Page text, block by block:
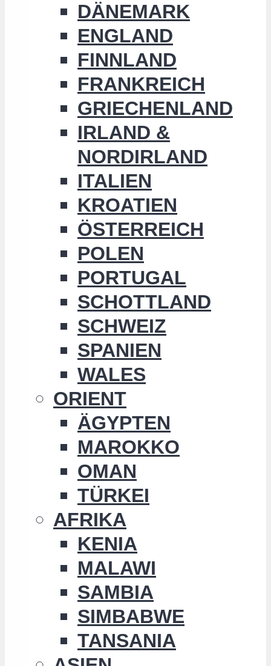
DÄNEMARK
ENGLAND
FINNLAND
FRANKREICH
GRIECHENLAND
IRLAND &
NORDIRLAND
ITALIEN
KROATIEN
ÖSTERREICH
POLEN
PORTUGAL
SCHOTTLAND
SCHWEIZ
SPANIEN
WALES
ORIENT
ÄGYPTEN
MAROKKO
OMAN
TÜRKEI
AFRIKA
KENIA
MALAWI
SAMBIA
SIMBABWE
TANSANIA